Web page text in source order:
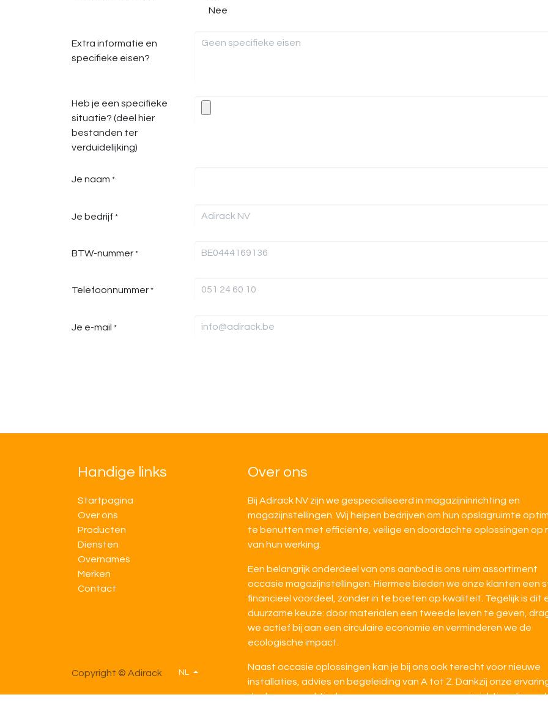
Nee
Extra informatie en
specifieke eisen?
Heb je een specifieke
situatie? (deel hier
bestanden ter
verduidelijking)
Je naam *
Je bedrijf *
BTW-nummer *
Telefoonnummer *
Je e-mail *
Handige links
Startpagina
Over ons
Producten
Diensten
Overnames
M​​erken
Contact
Over ons
Bij Adirack NV zijn we gespecialiseerd in magazijninrichting en
magazijnstellingen. Wij helpen bedrijven om hun opslagruimte
te benutten met efficiënte, veilige en doordachte oplossingen op
van hun werking.
Een belangrijk onderdeel van ons aanbod is ons ruim assortiment
occasie magazijnstellingen. Hiermee bieden we onze klanten een
financieel voordeel, zonder in te boeten op kwaliteit. Tegelijk is dit
duurzame keuze: door materialen een tweede leven te geven,
we actief bij aan een circulaire economie en verminderen we de
ecologische impact.
Naast occasie oplossingen kan je bij ons ook terecht voor nieuwe
installaties, advies en begeleiding van A tot Z. Dankzij onze
denken we praktisch mee en zorgen we voor een inrichting die
Copyright © Adirack NL